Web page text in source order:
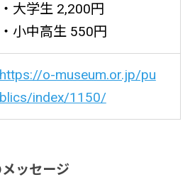
・大学生 2,200円
・小中高生 550円
https://o-museum.or.jp/pu
blics/index/1150/
ッセージ